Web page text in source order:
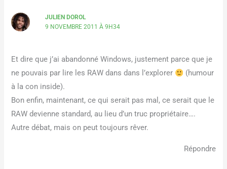
JULIEN DOROL
9 NOVEMBRE 2011 À 9H34
Et dire que j’ai abandonné Windows, justement parce que je
ne pouvais par lire les RAW dans dans l’explorer
(humour
à la con inside).
Bon enfin, maintenant, ce qui serait pas mal, ce serait que le
RAW devienne standard, au lieu d’un truc propriétaire….
Autre débat, mais on peut toujours rêver.
Répondre